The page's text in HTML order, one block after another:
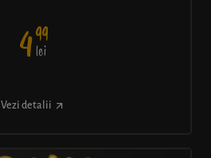
499
lei
Vezi detalii